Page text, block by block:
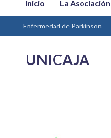
Inicio La Asociación
Enfermedad de Parkinson
UNICAJA